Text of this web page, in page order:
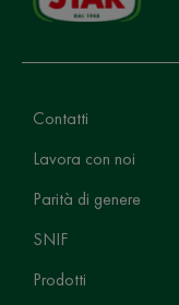
Contatti
Lavora con noi
Parità di genere
SNIF
Prodotti